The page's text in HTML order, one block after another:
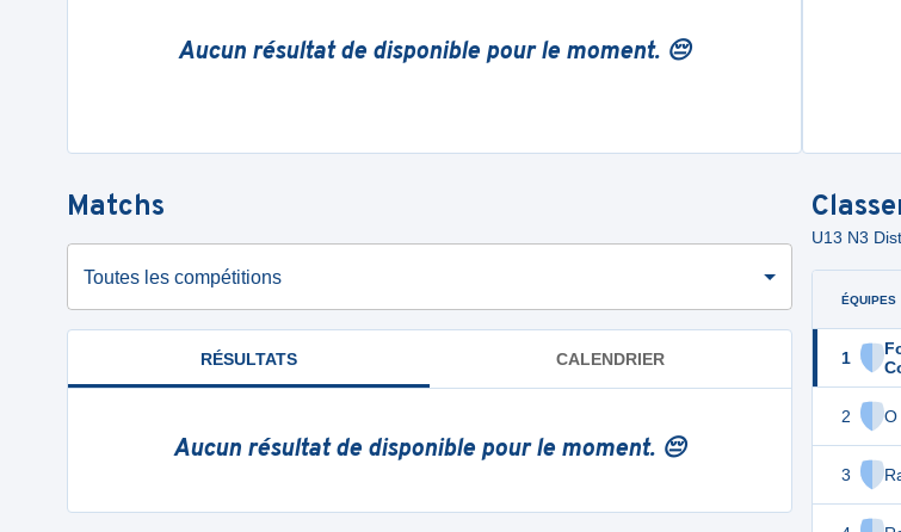
Aucun résultat de disponible pour le moment. 😔
Matchs
Toutes les compétitions
RÉSULTATS CALENDRIER
Aucun résultat de disponible pour le moment. 😔
U13 N3
ÉQUIPES
1
2 O
3